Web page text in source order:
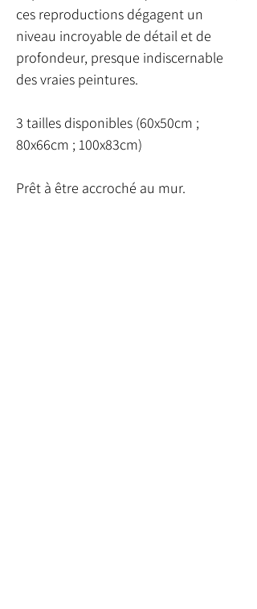
ces reproductions dégagent un
niveau incroyable de détail et de
profondeur, presque indiscernable
des vraies peintures.
3 tailles disponibles (60x50cm ;
80x66cm ; 100x83cm)
Prêt à être accroché au mur.